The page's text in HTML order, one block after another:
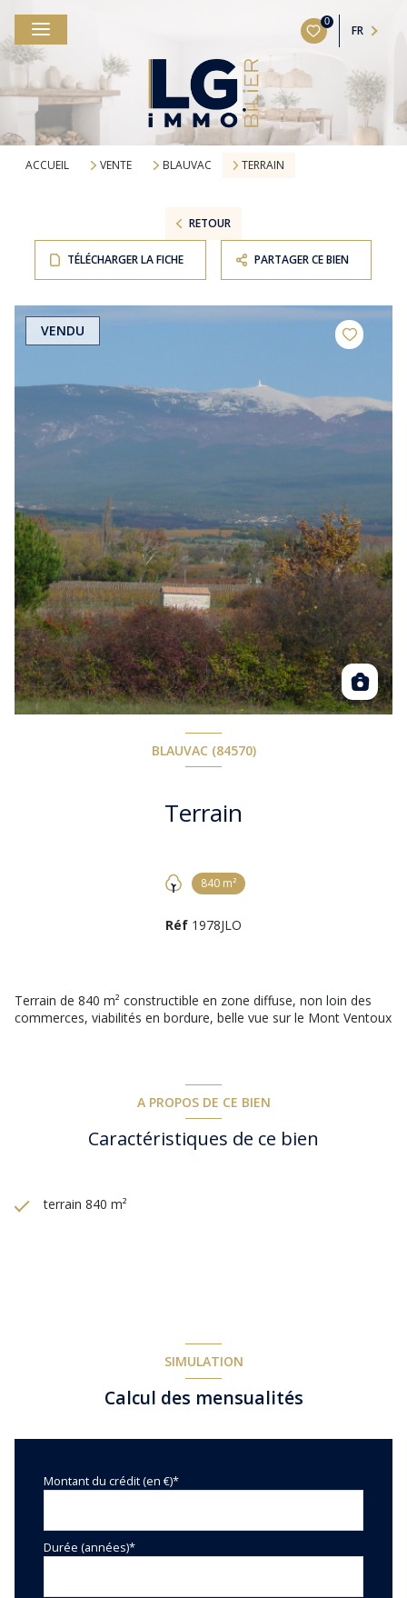
0
FR
ACCUEIL VENTE BLAUVAC TERRAIN
RETOUR
TÉLÉCHARGER LA FICHE PARTAGER CE BIEN
VENDU
BLAUVAC (84570)
Terrain
840 m²
Réf 1978JLO
Terrain de 840 m² constructible en zone diffuse, non loin des
commerces, viabilités en bordure, belle vue sur le Mont Ventoux
A PROPOS DE CE BIEN
Caractéristiques de ce bien
terrain 840 m²
SIMULATION
Calcul des mensualités
Montant du crédit (en €)*
Durée (années)*